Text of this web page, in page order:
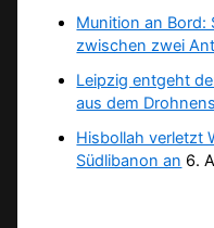
Munition an
zwischen zwei
Leipzig entgeht
aus dem
Hisbollah verletzt
Südlibanon an 6.